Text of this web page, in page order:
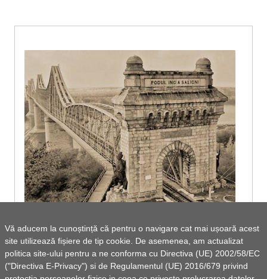
Vă aducem la cunoștință că pentru o navigare cat mai ușoară acest
site utilizează fișiere de tip cookie. De asemenea, am actualizat
politica site-ului pentru a ne conforma cu Directiva (UE) 2002/58/EC
("Directiva E-Privacy") si de Regulamentul (UE) 2016/679 privind
Anunț Chestionar pentru identificare
potențial si proiecte prioritare de dezvoltare
2021 - 2027